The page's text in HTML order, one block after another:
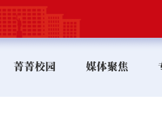
菁菁校园 媒体聚焦